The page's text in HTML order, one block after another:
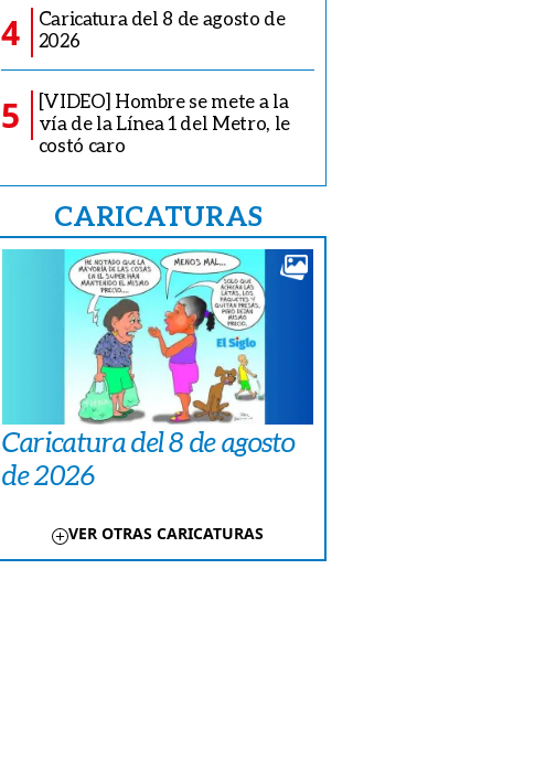
4
Caricatura del 8 de agosto de
2026
5
[VIDEO] Hombre se mete a la
vía de la Línea 1 del Metro, le
costó caro
CARICATURAS
Caricatura del 8 de agosto
de 2026
VER OTRAS CARICATURAS